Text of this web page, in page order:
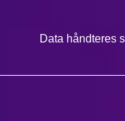
Data håndteres